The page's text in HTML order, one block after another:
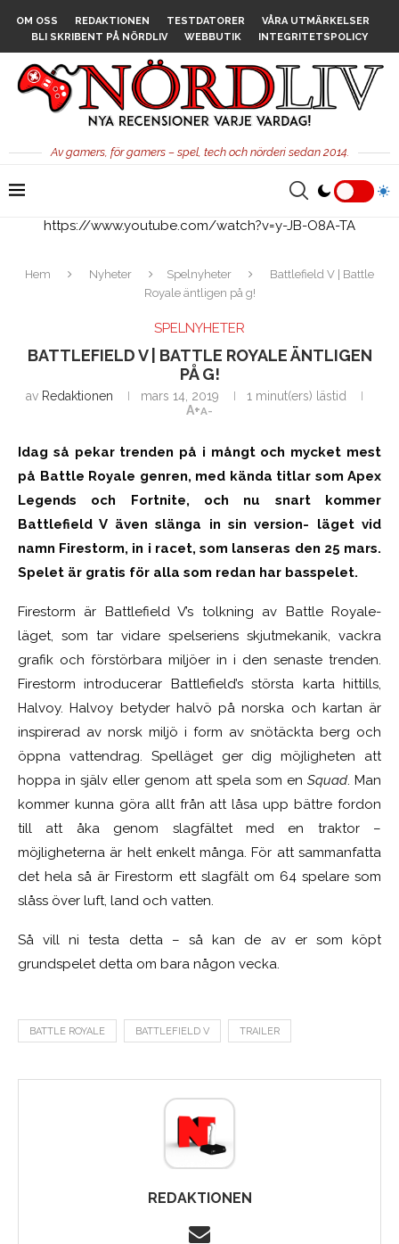
OM OSS REDAKTIONEN TESTDATORER
VÅRA UTMÄRKELSER
BLI SKRIBENT PÅ NÖRDLIV
WEBBUTIK INTEGRITETSPOLICY
Av gamers, för gamers – spel, tech och nörderi sedan 2014.
https://www.youtube.com/watch?v=y-JB-O8A-TA
Hem Nyheter Spelnyheter
Battlefield V | Battle
Royale äntligen på g!
SPELNYHETER
BATTLEFIELD V | BATTLE ROYALE ÄNTLIGEN
PÅ G!
av Redaktionen mars 14, 2019
1 minut(ers) lästid
A+A-
Idag så pekar trenden på i mångt och mycket mest
på Battle Royale genren, med kända titlar som Apex
Legends och Fortnite, och nu snart kommer
Battlefield V även slänga in sin version- läget vid
namn Firestorm, in i racet, som lanseras den 25 mars.
Spelet är gratis för alla som redan har basspelet.
Firestorm är Battlefield V’s tolkning av Battle Royale-
läget, som tar vidare spelseriens skjutmekanik, vackra
grafik och förstörbara miljöer in i den senaste trenden.
Firestorm introducerar Battlefield’s största karta hittills,
Halvoy. Halvoy betyder halvö på norska och kartan är
inspirerad av norsk miljö i form av snötäckta berg och
öppna vattendrag. Spelläget ger dig möjligheten att
hoppa in själv eller genom att spela som en Squad. Man
kommer kunna göra allt från att låsa upp bättre fordon
till att åka genom slagfältet med en traktor –
möjligheterna är helt enkelt många. För att sammanfatta
det hela så är Firestorm ett slagfält om 64 spelare som
slåss över luft, land och vatten.
Så vill ni testa detta – så kan de av er som köpt
grundspelet detta om bara någon vecka.
BATTLE ROYALE BATTLEFIELD V TRAILER
REDAKTIONEN